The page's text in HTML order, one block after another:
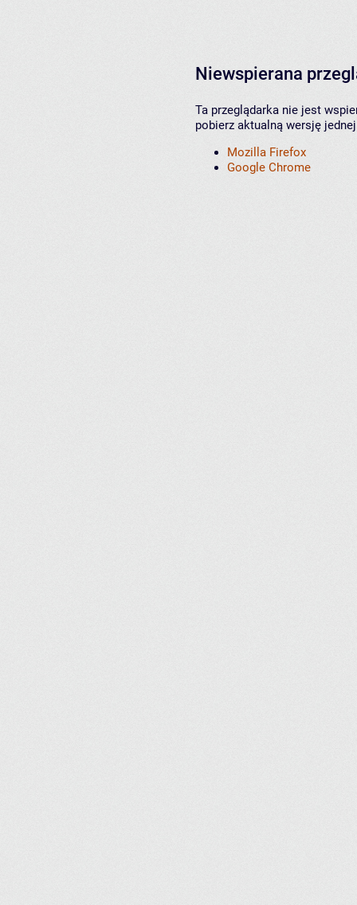
Niewspierana
Ta przeglądarka nie jest
pobierz aktualną wersję
Mozilla Firefox
Google Chrome